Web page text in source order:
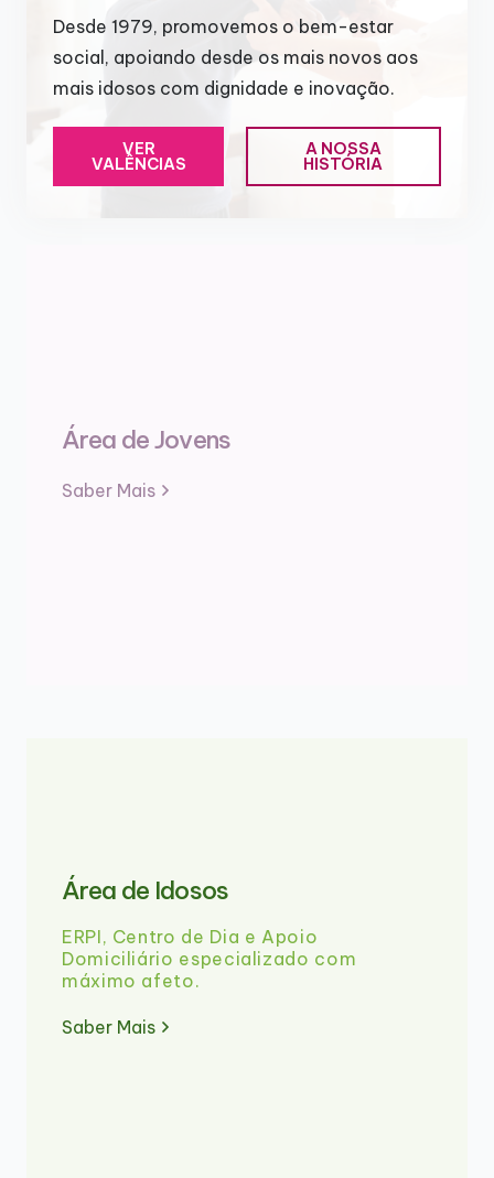
Desde 1979, promovemos o bem-estar
social, apoiando desde os mais novos aos
mais idosos com dignidade e inovação.
VER
VALÊNCIAS
A NOSSA
HISTÓRIA
Área de Jovens
Saber Mais
Área de Idosos
ERPI, Centro de Dia e Apoio
Domiciliário especializado com
máximo afeto.
Saber Mais